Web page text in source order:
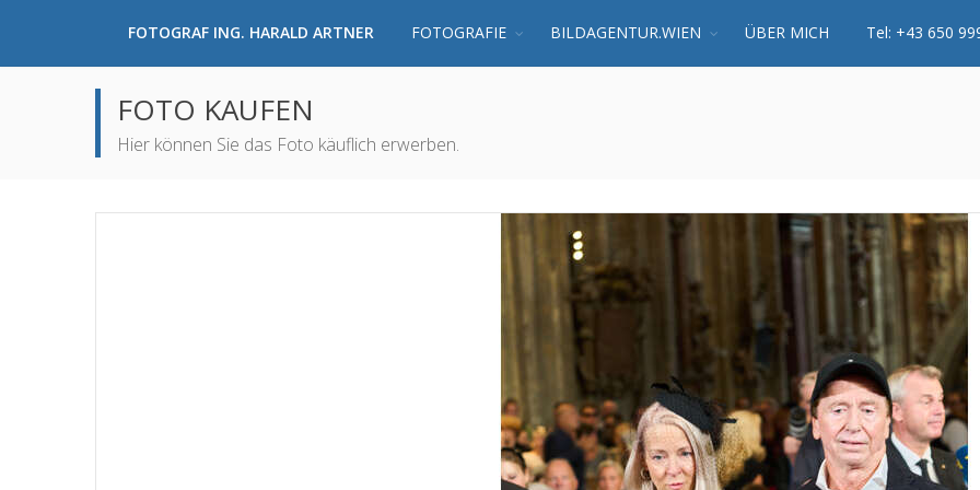
FOTOGRAF ING. HARALD ARTNER FOTOGRAFIE BILDAGENTUR.WIEN ÜBER MICH Tel: +43 650
FOTO KAUFEN
Hier können Sie das Foto käuflich erwerben.